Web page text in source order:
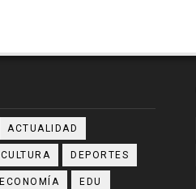
ACTUALIDAD
CULTURA DEPORTES
ECONOMÍA EDU